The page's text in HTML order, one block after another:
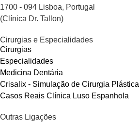
1700 - 094 Lisboa, Portugal
(Clínica Dr. Tallon)
Cirurgias e Especialidades
Cirurgias
Especialidades
Medicina Dentária
Crisalix - Simulação de Cirurgia Plástica
Casos Reais Clínica Luso Espanhola
Outras Ligações